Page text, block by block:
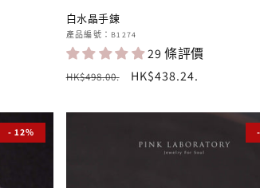
白水晶手鍊
廠
商：
產品編號：B1274
29 條評價
定
HK$498.00.
售
HK$438.24.
- 12%